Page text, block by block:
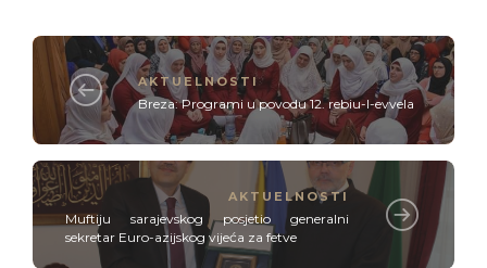
AKTUELNOSTI
Breza: Programi u povodu 12. rebiu-l-evvela
AKTUELNOSTI
Muftiju sarajevskog posjetio generalni
sekretar Euro-azijskog vijeća za fetve